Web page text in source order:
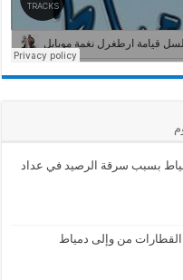
بسبب سرقة الرصيد في عداد
من وإلى دمياط